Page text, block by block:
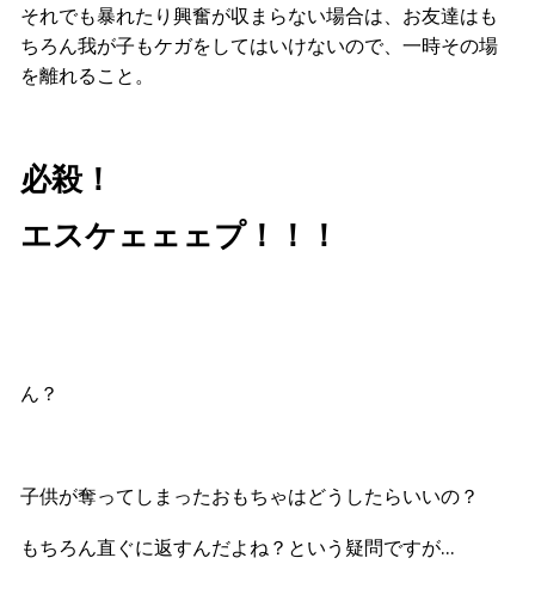
それでも暴れたり興奮が収まらない場合は、お友達はも
ちろん我が子もケガをしてはいけないので、一時その場
を離れること。
必殺！
エスケェェェプ！！！
ん？
子供が奪ってしまったおもちゃはどうしたらいいの？
もちろん直ぐに返すんだよね？という疑問ですが…